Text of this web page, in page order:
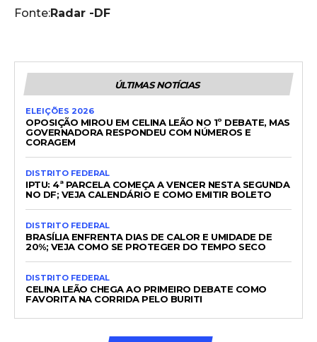
Fonte:Radar -DF
ÚLTIMAS NOTÍCIAS
ELEIÇÕES 2026
OPOSIÇÃO MIROU EM CELINA LEÃO NO 1º DEBATE, MAS
GOVERNADORA RESPONDEU COM NÚMEROS E
CORAGEM
DISTRITO FEDERAL
IPTU: 4ª PARCELA COMEÇA A VENCER NESTA SEGUNDA
NO DF; VEJA CALENDÁRIO E COMO EMITIR BOLETO
DISTRITO FEDERAL
BRASÍLIA ENFRENTA DIAS DE CALOR E UMIDADE DE
20%; VEJA COMO SE PROTEGER DO TEMPO SECO
DISTRITO FEDERAL
CELINA LEÃO CHEGA AO PRIMEIRO DEBATE COMO
FAVORITA NA CORRIDA PELO BURITI